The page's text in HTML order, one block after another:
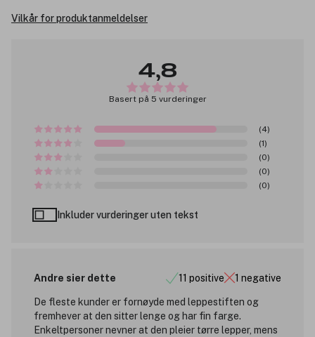
Vilkår for produktanmeldelser
4,8
Basert på 5 vurderinger
(4)
(1)
(0)
(0)
(0)
Inkluder vurderinger uten tekst
Andre sier dette 11 positive 1 negative
De fleste kunder er fornøyde med leppestiften og
fremhever at den sitter lenge og har fin farge.
Enkeltpersoner nevner at den pleier tørre lepper, mens